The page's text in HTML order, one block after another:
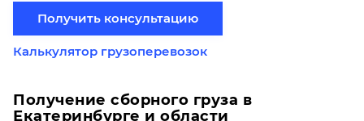
Получить консультацию
Калькулятор грузоперевозок
Получение сборного груза в
Екатеринбурге и области